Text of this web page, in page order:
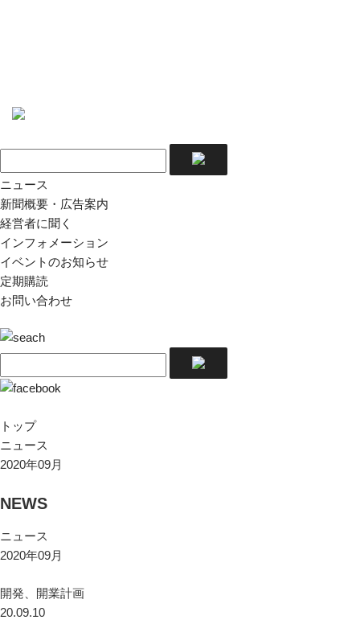
ニュース
新聞概要・広告案内
経営者に聞く
インフォメーション
イベントのお知らせ
定期購読
お問い合わせ
トップ
ニュース
2020年09月
NEWS
ニュース
2020年09月
開発、開業計画
20.09.10